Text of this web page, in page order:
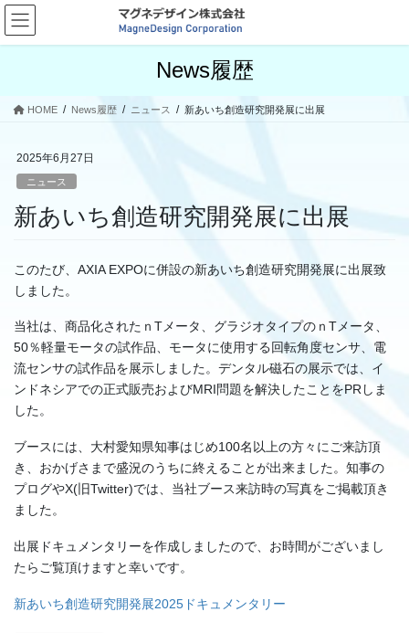
コ
ン
テ
ナ
ビ
ゲ
News履歴
HOME News履歴 ニュース 新あいち創造研究開発展に出展
2025年6月27日
ニュース
新あいち創造研究開発展に出展
このたび、AXIA EXPOに併設の新あいち創造研究開発展に出展致
しました。
当社は、商品化されたｎTメータ、グラジオタイプのｎTメータ、
50％軽量モータの試作品、モータに使用する回転角度センサ、電
流センサの試作品を展示しました。デンタル磁石の展示では、イ
ンドネシアでの正式販売およびMRI問題を解決したことをPRしま
した。
ブースには、大村愛知県知事はじめ100名以上の方々にご来訪頂
き、おかげさまで盛況のうちに終えることが出来ました。知事の
プログやX(旧Twitter)では、当社ブース来訪時の写真をご掲載頂き
ました。
出展ドキュメンタリーを作成しましたので、お時間がございまし
たらご覧頂けますと幸いです。
新あいち創造研究開発展2025ドキュメンタリー